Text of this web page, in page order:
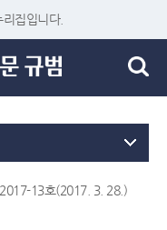
집입니다.
13호(2017. 3. 28.)